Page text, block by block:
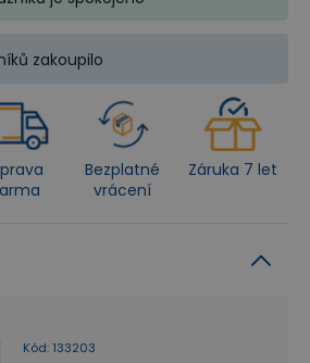
zakoupilo
Bezplatné
vrácení
Záruka 7 let
Kód: 133203